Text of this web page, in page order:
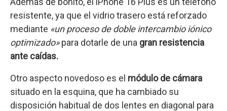
resistente, ya que el vidrio trasero está reforzado
mediante «un proceso de doble intercambio iónico
optimizado»para dotarle de una gran resistencia
ante caídas.
Otro aspecto novedoso es el módulo de cámara
situado en la esquina, que ha cambiado su
disposición habitual de dos lentes en diagonal para